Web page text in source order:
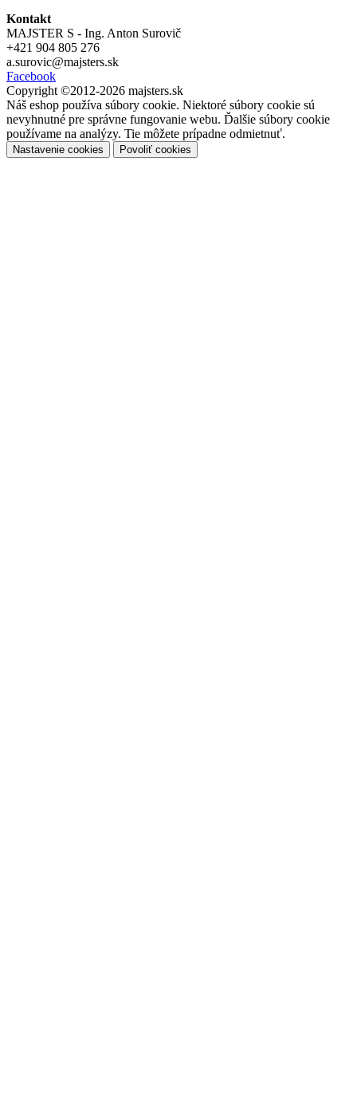
Kontakt
MAJSTER S - Ing. Anton Surovič
+421 904 805 276
a.surovic@majsters.sk
Facebook
Copyright ©2012-2026 majsters.sk
Náš eshop používa súbory cookie. Niektoré súbory cookie sú
nevyhnutné pre správne fungovanie webu. Ďalšie súbory cookie
používame na analýzy. Tie môžete prípadne odmietnuť.
Nastavenie cookies Povoliť cookies